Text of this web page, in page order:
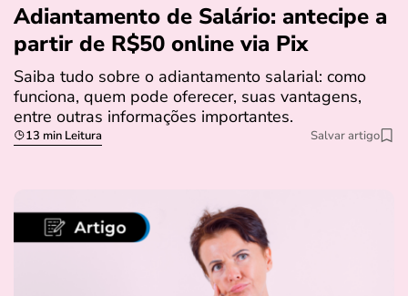
Adiantamento de Salário: antecipe a
partir de R$50 online via Pix
Saiba tudo sobre o adiantamento salarial: como
funciona, quem pode oferecer, suas vantagens,
entre outras informações importantes.
13 min Leitura Salvar artigo